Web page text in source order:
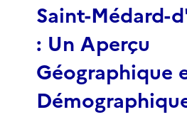
Saint-Médard-
: Un Aperçu
Géographique